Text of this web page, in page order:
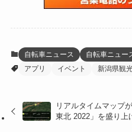
(27)
(47)
(20)
(4)
(16)
自転車ニュース
自転車ニュ
アプリ
イベント 新潟県観
リアルタイムマップ
東北 2022」を盛り上